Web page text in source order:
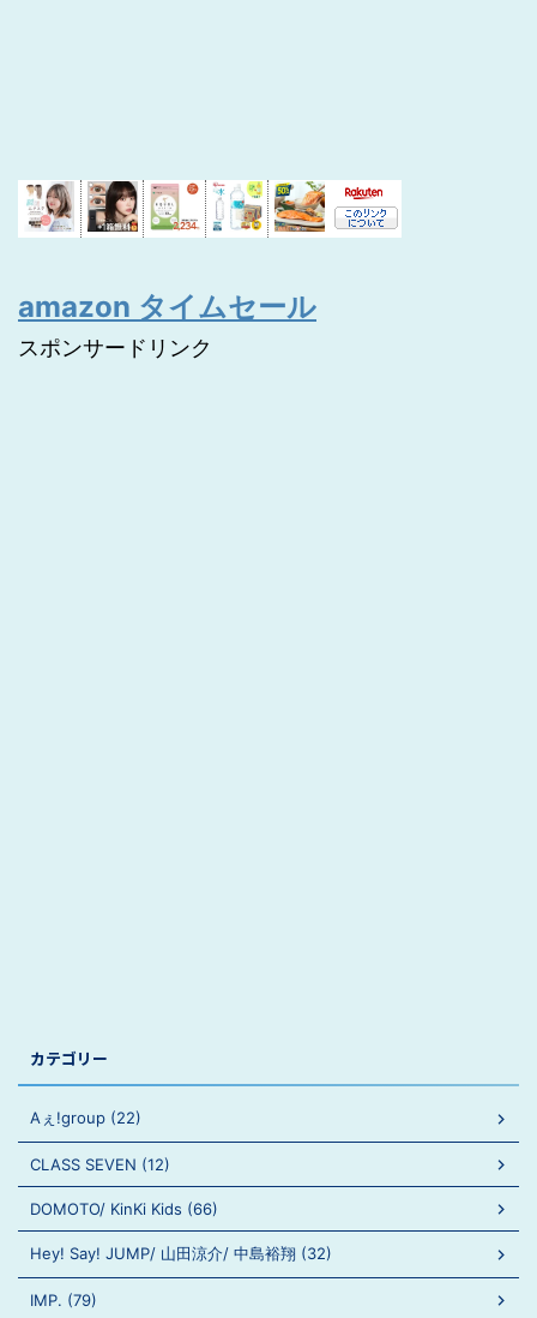
amazon タイムセール
スポンサードリンク
カテゴリー
Aぇ!group (22)
CLASS SEVEN (12)
DOMOTO/ KinKi Kids (66)
Hey! Say! JUMP/ 山田涼介/ 中島裕翔 (32)
IMP. (79)